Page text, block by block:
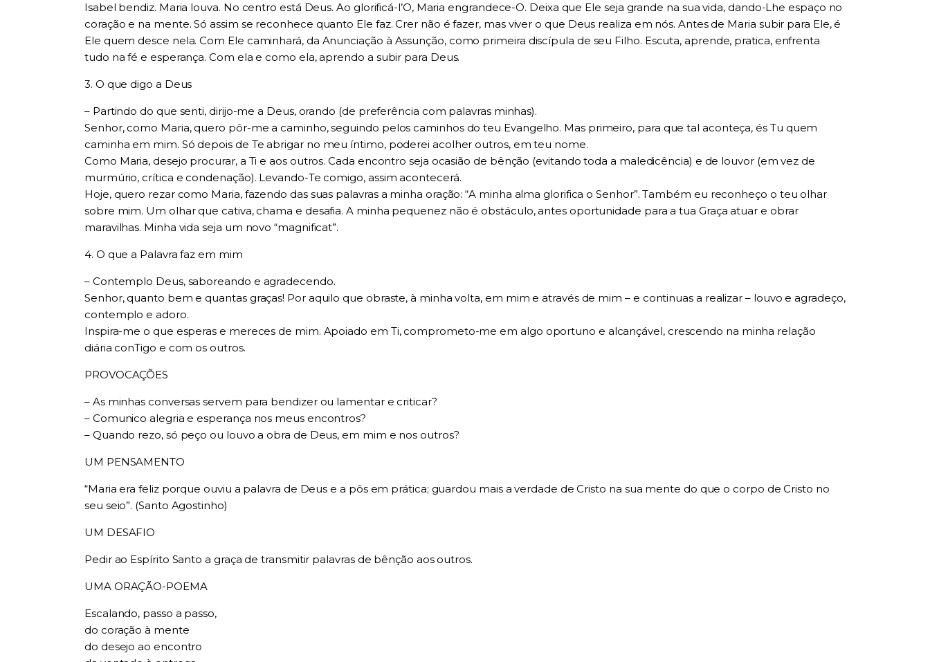
Isabel bendiz. Maria louva. No centro está Deus. Ao glorificá-l’O, Maria engrandece-O. Deixa que Ele seja grande na sua vida, dando-Lhe espaço no
coração e na mente. Só assim se reconhece quanto Ele faz. Crer não é fazer, mas viver o que Deus realiza em nós. Antes de Maria subir para Ele, é
Ele quem desce nela. Com Ele caminhará, da Anunciação à Assunção, como primeira discípula de seu Filho. Escuta, aprende, pratica, enfrenta
tudo na fé e esperança. Com ela e como ela, aprendo a subir para Deus.
3. O que digo a Deus
– Partindo do que senti, dirijo-me a Deus, orando (de preferência com palavras minhas).
Senhor, como Maria, quero pôr-me a caminho, seguindo pelos caminhos do teu Evangelho. Mas primeiro, para que tal aconteça, és Tu quem
caminha em mim. Só depois de Te abrigar no meu íntimo, poderei acolher outros, em teu nome.
Como Maria, desejo procurar, a Ti e aos outros. Cada encontro seja ocasião de bênção (evitando toda a maledicência) e de louvor (em vez de
murmúrio, crítica e condenação). Levando-Te comigo, assim acontecerá.
Hoje, quero rezar como Maria, fazendo das suas palavras a minha oração: “A minha alma glorifica o Senhor”. Também eu reconheço o teu olhar
sobre mim. Um olhar que cativa, chama e desafia. A minha pequenez não é obstáculo, antes oportunidade para a tua Graça atuar e obrar
maravilhas. Minha vida seja um novo “magnificat”.
4. O que a Palavra faz em mim
– Contemplo Deus, saboreando e agradecendo.
Senhor, quanto bem e quantas graças! Por aquilo que obraste, à minha volta, em mim e através de mim – e continuas a realizar – louvo e agradeço,
contemplo e adoro.
Inspira-me o que esperas e mereces de mim. Apoiado em Ti, comprometo-me em algo oportuno e alcançável, crescendo na minha relação
diária conTigo e com os outros.
PROVOCAÇÕES
– As minhas conversas servem para bendizer ou lamentar e criticar?
– Comunico alegria e esperança nos meus encontros?
– Quando rezo, só peço ou louvo a obra de Deus, em mim e nos outros?
UM PENSAMENTO
“Maria era feliz porque ouviu a palavra de Deus e a pôs em prática; guardou mais a verdade de Cristo na sua mente do que o corpo de Cristo no
seu seio”. (Santo Agostinho)
UM DESAFIO
Pedir ao Espírito Santo a graça de transmitir palavras de bênção aos outros.
UMA ORAÇÃO-POEMA
Escalando, passo a passo,
do coração à mente
do desejo ao encontro